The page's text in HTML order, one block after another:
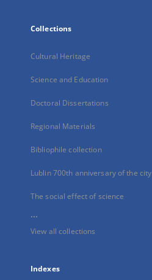
Collections
Cultural Heritage
Science and Education
Doctoral Dissertations
Regional Materials
Bibliophile collection
Lublin 700th anniversary of the city
The social effect of science
...
View all collections
Indexes